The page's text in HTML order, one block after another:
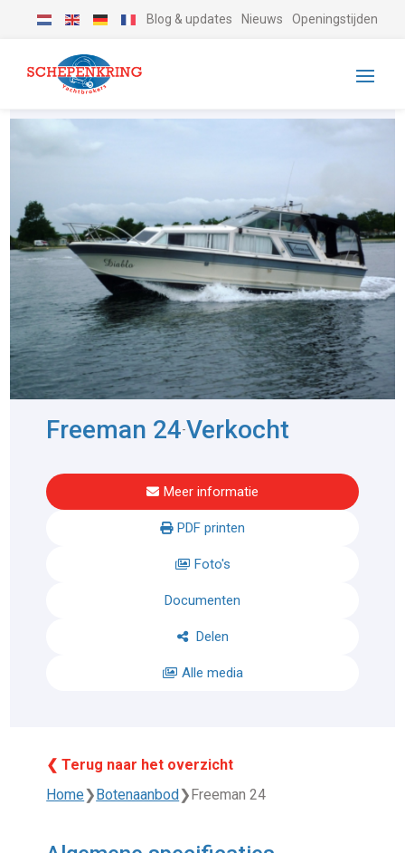
Blog & updates Nieuws Openingstijden
Freeman 24-Verkocht
Meer informatie
PDF printen
Foto's
Documenten
Delen
Alle media
❮ Terug naar het overzicht
Home❯Botenaanbod❯Freeman 24